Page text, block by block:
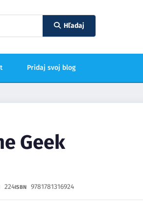
Hľadaj
Pridaj svoj blog
Geek
224ISBN 9781781316924